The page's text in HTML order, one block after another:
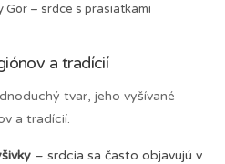
Gor – srdce s prasiatkami
a tradícií
tvar, jeho vyšívané
a tradícií.
– srdcia sa často objavujú v